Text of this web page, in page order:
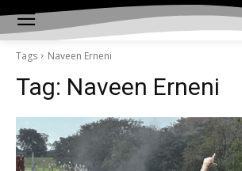
Tags Naveen Erneni
Tag: Naveen Erneni